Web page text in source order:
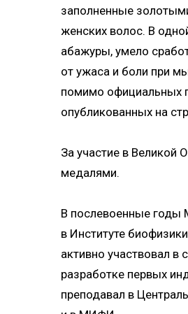
заполненные
женских волос. В
абажуры, умело
от ужаса и боли при
помимо официальных
опубликованных на
За участие в Великой
медалями.
В послевоенные годы
в Институте
активно участвовал
разработке первых
преподавал в